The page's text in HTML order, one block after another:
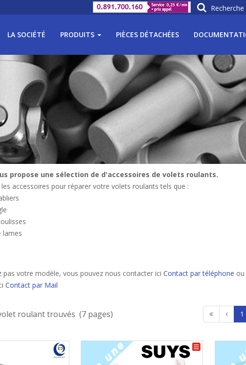
Recherche
LA SOCIÉTÉ PRODUITS PIÈCES DÉTACHÉES
propose une sélection de d'accessoires de volets roulants.
accessoires pour réparer votre volets roulants tels que :
lames
pas votre modèle, vous pouvez nous contacter ici Contact par téléphone
Contact par Mail
roulant trouvés (7 pages) 1